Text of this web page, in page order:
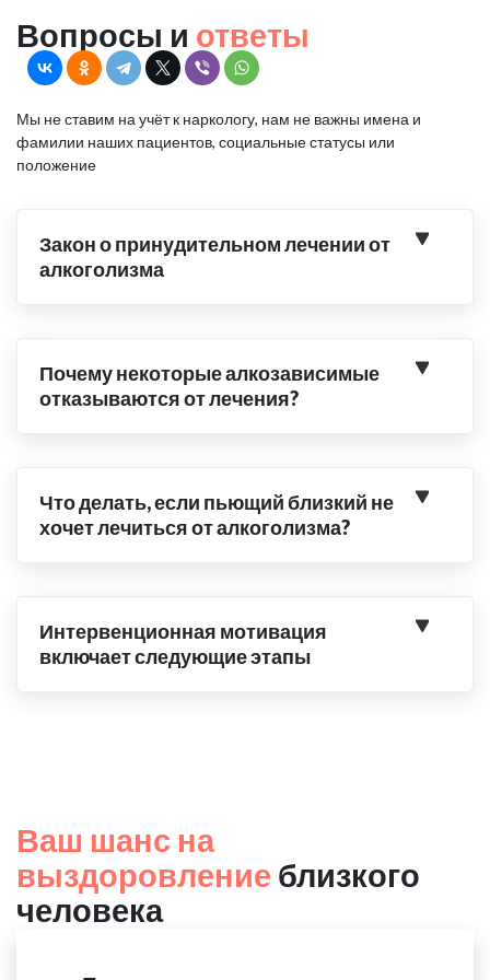
Вопросы и ответы
Мы не ставим на учёт к наркологу, нам не важны имена и
фамилии наших пациентов, социальные статусы или
положение
Закон о принудительном лечении от
алкоголизма
Почему некоторые алкозависимые
отказываются от лечения?
Что делать, если пьющий близкий не
хочет лечиться от алкоголизма?
Интервенционная мотивация
включает следующие этапы
Ваш шанс на
выздоровление близкого
человека